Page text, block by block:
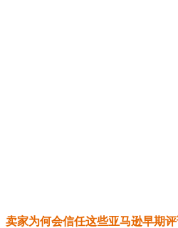
卖家为何会信任这些亚马逊早期